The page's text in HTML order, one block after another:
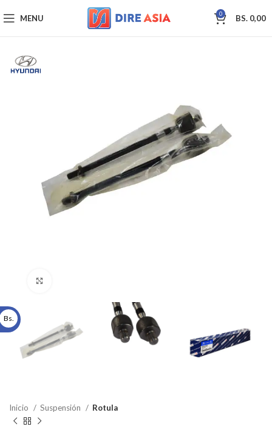
MENU 0 BS. 0,00
Inicio Suspensión Rotula
Bs.